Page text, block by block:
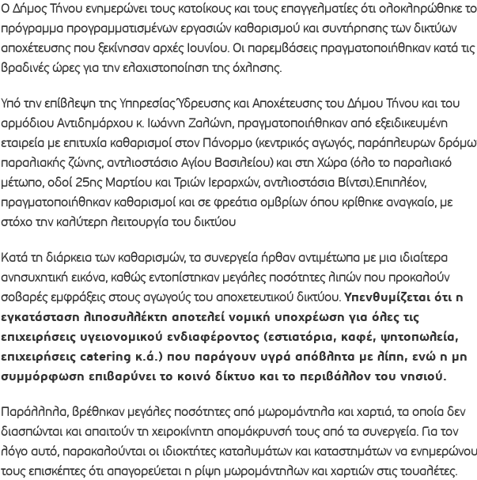
Ο Δήμος Τήνου ενημερώνει τους κατοίκους και τους επαγγελματίες ότι ολοκληρώθηκε το
πρόγραμμα προγραμματισμένων εργασιών καθαρισμού και συντήρησης των δικτύων
αποχέτευσης που ξεκίνησαν αρχές Ιουνίου. Οι παρεμβάσεις πραγματοποιήθηκαν κατά τις
βραδινές ώρες για την ελαχιστοποίηση της όχλησης.
Υπό την επίβλεψη της Υπηρεσίας Ύδρευσης και Αποχέτευσης του Δήμου Τήνου και του
αρμόδιου Αντιδημάρχου κ. Ιωάννη Ζαλώνη, πραγματοποιήθηκαν από εξειδικευμένη
εταιρεία με επιτυχία καθαρισμοί στον Πάνορμο (κεντρικός αγωγός, παράπλευρων
παραλιακής ζώνης, αντλιοστάσιο Αγίου Βασιλείου) και στη Χώρα (όλο το παραλιακό
μέτωπο, οδοί 25ης Μαρτίου και Τριών Ιεραρχών, αντλιοστάσια Βίντσι).Επιπλέον,
πραγματοποιήθηκαν καθαρισμοί και σε φρεάτια ομβρίων όπου κρίθηκε αναγκαίο, με
στόχο την καλύτερη λειτουργία του δικτύου
Κατά τη διάρκεια των καθαρισμών, τα συνεργεία ήρθαν αντιμέτωπα με μια ιδιαίτερα
ανησυχητική εικόνα, καθώς εντοπίστηκαν μεγάλες ποσότητες λιπών που προκαλούν
σοβαρές εμφράξεις στους αγωγούς του αποχετευτικού δικτύου. Υπενθυμίζεται ότι η
εγκατάσταση λιποσυλλέκτη αποτελεί νομική υποχρέωση για όλες τις
επιχειρήσεις υγειονομικού ενδιαφέροντος (εστιατόρια, καφέ, ψητοπωλεία,
επιχειρήσεις catering κ.ά.) που παράγουν υγρά απόβλητα με λίπη, ενώ η μη
συμμόρφωση επιβαρύνει το κοινό δίκτυο και το περιβάλλον του νησιού.
Παράλληλα, βρέθηκαν μεγάλες ποσότητες από μωρομάντηλα και χαρτιά, τα οποία δεν
διασπώνται και απαιτούν τη χειροκίνητη απομάκρυνσή τους από τα συνεργεία. Για τον
λόγο αυτό, παρακαλούνται οι ιδιοκτήτες καταλυμάτων και καταστημάτων να
τους επισκέπτες ότι απαγορεύεται η ρίψη μωρομάντηλων και χαρτιών στις τουαλέτες.